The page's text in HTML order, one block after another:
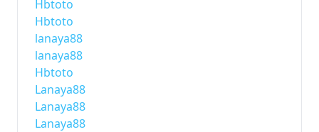
Hbtoto
Hbtoto
lanaya88
lanaya88
Hbtoto
Lanaya88
Lanaya88
Lanaya88